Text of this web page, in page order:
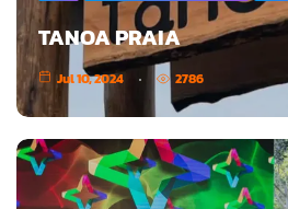
TANOA PRAIA
Jul 10, 2024 2786